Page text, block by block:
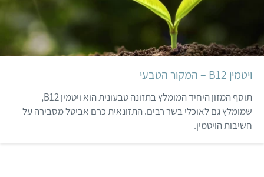
ויטמין B12 – המקור הטבעי
תוסף המזון היחיד המומלץ בתזונה טבעונית הוא ויטמין B12,
שמומלץ גם לאוכלי בשר רבים. התזונאית כרם אביטל מסבירה על
חשיבות הויטמין.